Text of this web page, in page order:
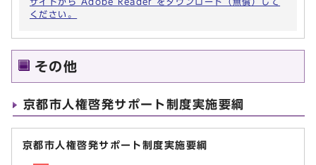
ください。
その他
京都市人権啓発サポート制度実施要綱
京都市人権啓発サポート制度実施要綱